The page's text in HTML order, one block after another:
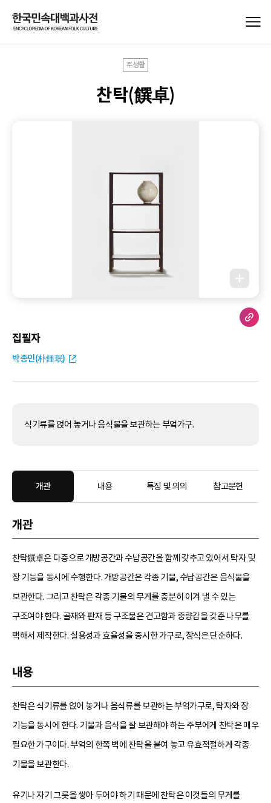
주생활
찬탁(饌卓)
집필자
박종민(朴鍾珉)
식기류를 얹어 놓거나 음식물을 보관하는 부엌가구.
개관 내용 특징 및 의의 참고문헌
개관
찬탁饌卓은 다층으로 개방공간과 수납공간을 함께 갖추고 있어서 탁자 및
장 기능을 동시에 수행한다. 개방공간은 각종 기물, 수납공간은 음식물을
보관한다. 그리고 찬탁은 각종 기물의 무게를 충분히 이겨 낼 수 있는
구조여야 한다. 골재와 판재 등 구조물은 견고함과 중량감을 갖춘 나무를
택해서 제작한다. 실용성과 효율성을 중시한 가구로, 장식은 단순하다.
내용
찬탁은 식기류를 얹어 놓거나 음식류를 보관하는 부엌가구로, 탁자와 장
기능을 동시에 한다. 기물과 음식을 잘 보관해야 하는 주부에게 찬탁은 매우
필요한 가구이다. 부엌의 한쪽 벽에 찬탁을 붙여 놓고 유효적절하게 각종
기물을 보관한다.
유기나 자기 그릇을 쌓아 두어야 하기 때문에 찬탁은 이것들의 무게를